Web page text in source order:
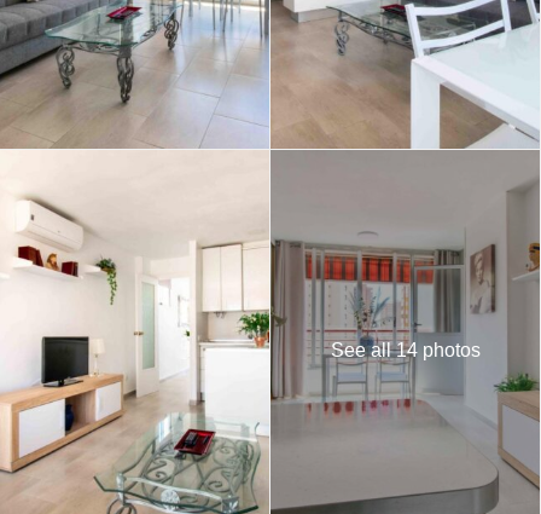
See all 14 photos